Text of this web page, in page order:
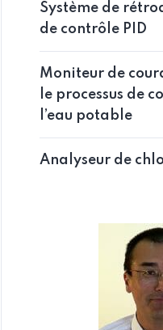
NOUVELLES
Système de
de contrôle PID
Moniteur de
le processus de
l’eau potable
Analyseur de